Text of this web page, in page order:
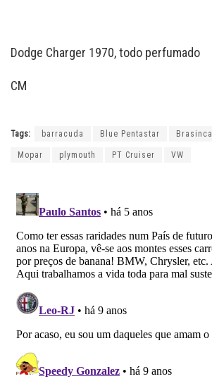
Dodge Charger 1970, todo perfumado
CM
Tags: barracuda Blue Pentastar Brasinca
Mopar plymouth PT Cruiser VW